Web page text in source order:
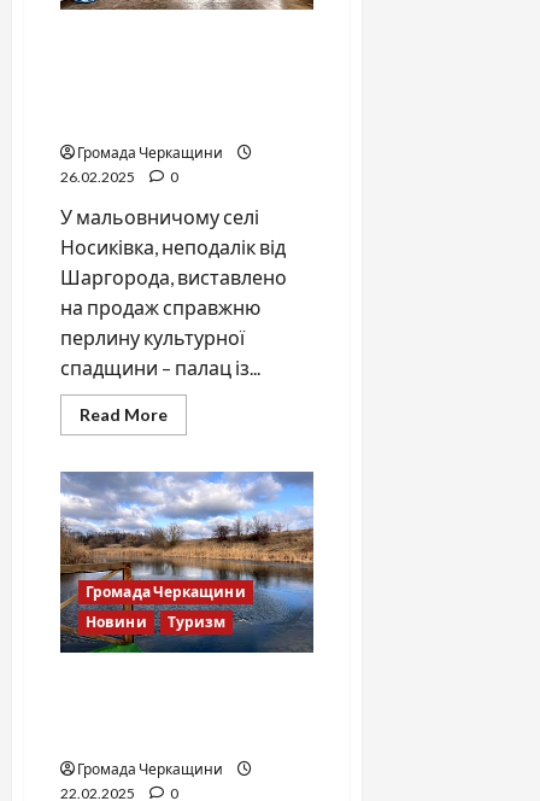
Громада Черкащини
26.02.2025
0
У мальовничому селі
Носиківка, неподалік від
Шаргорода, виставлено
на продаж справжню
перлину культурної
спадщини – палац із...
Read MoreRead
more
палац
на
Вінниччині
шукає
нових
господарів
для
відродження
Громада Черкащини
Новини
Туризм
Громада Черкащини
22.02.2025
0